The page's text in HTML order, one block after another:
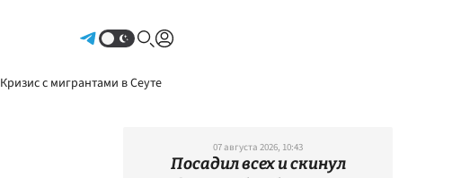
Кризис с мигрантами в Сеуте
07 августа 2026, 10:43
Посадил всех и скинул